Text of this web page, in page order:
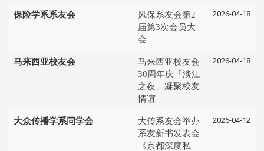
保险学系系友会
风保系友会第2
届第3次会员大
会
2026-04-18
马来西亚校友会
马来西亚校友会
30周年庆「淡江
之夜」凝聚校友
情谊
2026-04-18
大众传播学系同学会
大传系友会举办
系友新书发表会
《京都深度私
2026-04-12